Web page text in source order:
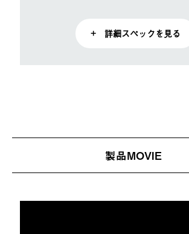
+ 詳細スペックを見る
製品MOVIE